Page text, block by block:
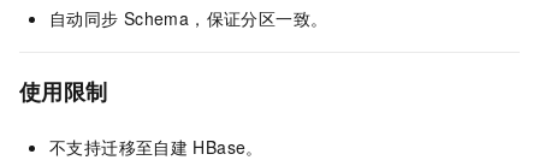
自动同步 Schema，保证分区一致。
使用限制
不支持迁移至自建 HBase。